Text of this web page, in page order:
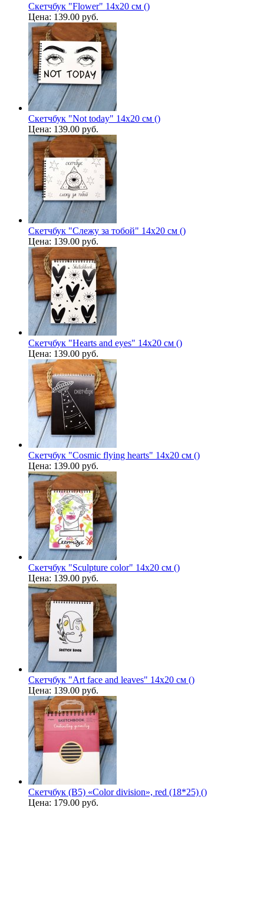
Скетчбук "Flower" 14х20 см ()
Цена: 139.00 руб.
Скетчбук "Not today" 14х20 см ()
Цена: 139.00 руб.
Скетчбук "Слежу за тобой" 14х20 см ()
Цена: 139.00 руб.
Скетчбук "Hearts and eyes" 14х20 см ()
Цена: 139.00 руб.
Скетчбук "Cosmic flying hearts" 14х20 см ()
Цена: 139.00 руб.
Скетчбук "Sculpture color" 14х20 см ()
Цена: 139.00 руб.
Скетчбук "Art face and leaves" 14х20 см ()
Цена: 139.00 руб.
Скетчбук (B5) «Color division», red (18*25) ()
Цена: 179.00 руб.